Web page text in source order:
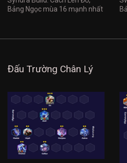
Bảng Ngọc mùa 16 mạnh nhất
Đấu Trường Chân Lý